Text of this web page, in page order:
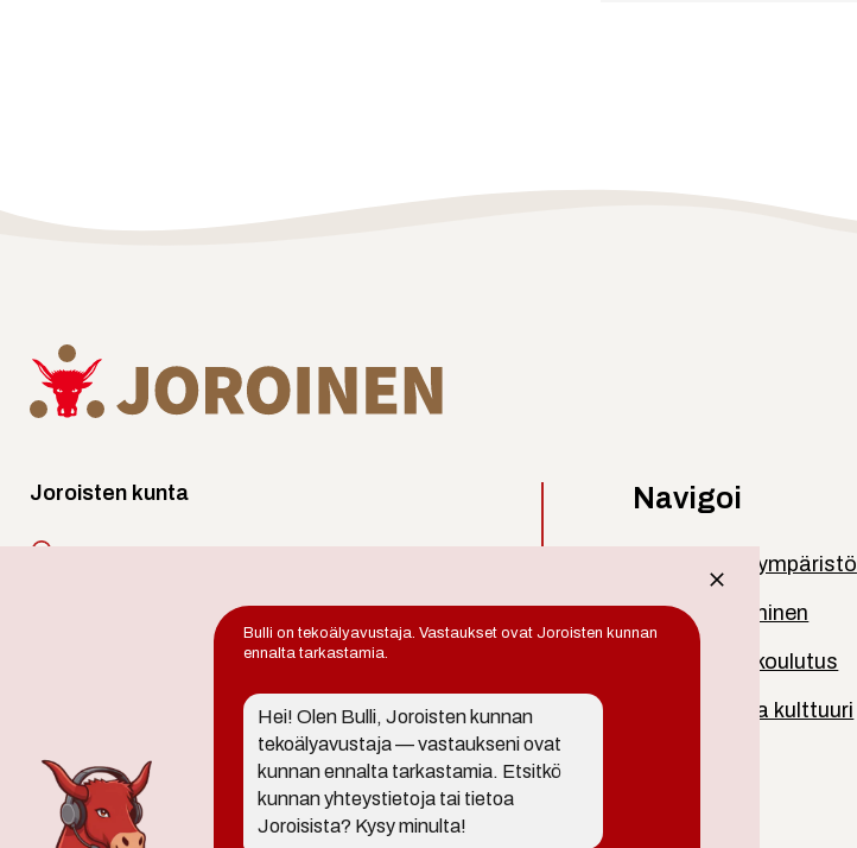
Joroisten kunta
017 578 440
joroinen.kunta@joroinen.fi
avoinna arkisin 9 - 11 ja 12 - 15
Navigoi
Asuminen ja ympäristö
Työ ja yrittäminen
Kasvatus ja koulutus
Vapaa-aika ja kulttuuri
Bulli on tekoälyavustaja. Vastaukset ovat Joroisten kunnan
ennalta tarkastamia.
Hei! Olen Bulli, Joroisten kunnan
tekoälyavustaja — vastaukseni ovat
kunnan ennalta tarkastamia. Etsitkö
kunnan yhteystietoja tai tietoa
Joroisista? Kysy minulta!